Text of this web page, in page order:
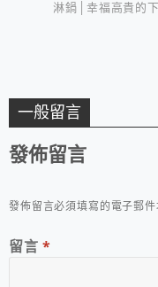
淋鍋│幸福高貴的
一般留言
發佈留言
發佈留言必須填寫的電子郵件
留言 *